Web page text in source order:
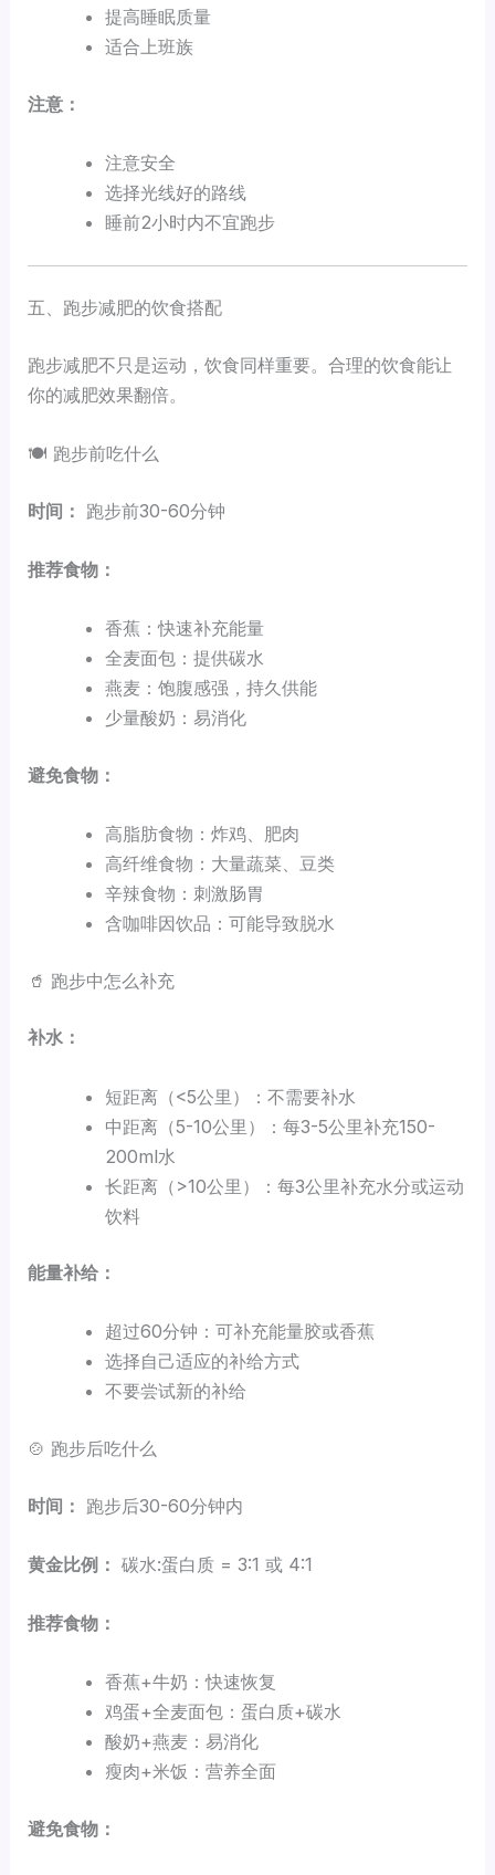
提高睡眠质量
适合上班族
注意：
注意安全
选择光线好的路线
睡前2小时内不宜跑步
五、跑步减肥的饮食搭配
跑步减肥不只是运动，饮食同样重要。合理的饮食能让
你的减肥效果翻倍。
🍽️ 跑步前吃什么
时间： 跑步前30-60分钟
推荐食物：
香蕉：快速补充能量
全麦面包：提供碳水
燕麦：饱腹感强，持久供能
少量酸奶：易消化
避免食物：
高脂肪食物：炸鸡、肥肉
高纤维食物：大量蔬菜、豆类
辛辣食物：刺激肠胃
含咖啡因饮品：可能导致脱水
🥤 跑步中怎么补充
补水：
短距离（<5公里）：不需要补水
中距离（5-10公里）：每3-5公里补充150-
200ml水
长距离（>10公里）：每3公里补充水分或运动
饮料
能量补给：
超过60分钟：可补充能量胶或香蕉
选择自己适应的补给方式
不要尝试新的补给
🍲 跑步后吃什么
时间： 跑步后30-60分钟内
黄金比例： 碳水:蛋白质 = 3:1 或 4:1
推荐食物：
香蕉+牛奶：快速恢复
鸡蛋+全麦面包：蛋白质+碳水
酸奶+燕麦：易消化
瘦肉+米饭：营养全面
避免食物：